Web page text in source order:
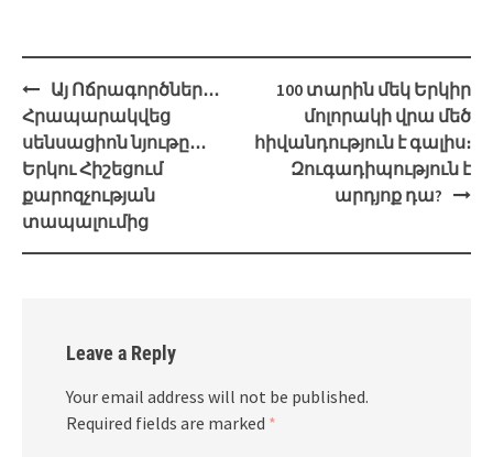
Post
navigation
Այ Ոճրագործներ․․․
Հրապարակվեց
սենսացիոն նյութը․․․
Երկու Հիշեցում
քարոզչության
տապալումից
100 տարին մեկ Երկիր
մոլորակի վրա մեծ
հիվանդություն է գալիս։
Զուգադիպություն է
արդյոք դա?
Leave a Reply
Your email address will not be published.
Required fields are marked *